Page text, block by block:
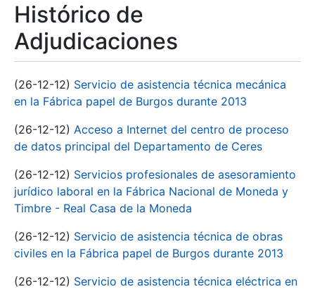
Histórico de
Adjudicaciones
(26-12-12) Servicio de asistencia técnica mecánica
en la Fábrica papel de Burgos durante 2013
(26-12-12) Acceso a Internet del centro de proceso
de datos principal del Departamento de Ceres
(26-12-12) Servicios profesionales de asesoramiento
jurídico laboral en la Fábrica Nacional de Moneda y
Timbre - Real Casa de la Moneda
(26-12-12) Servicio de asistencia técnica de obras
civiles en la Fábrica papel de Burgos durante 2013
(26-12-12) Servicio de asistencia técnica eléctrica en